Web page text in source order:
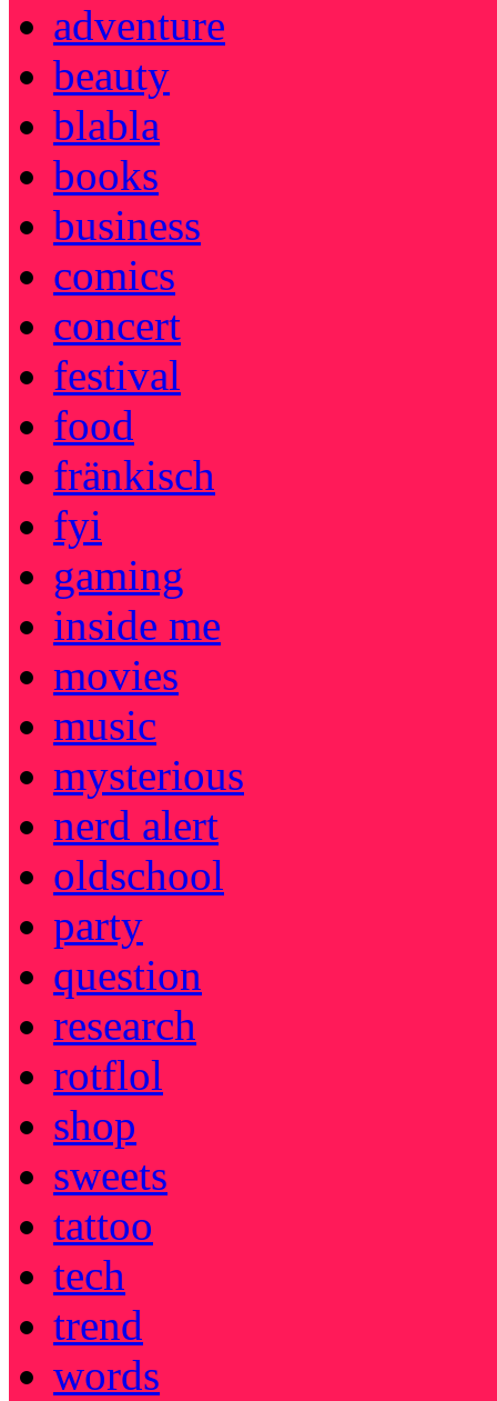
adventure
beauty
blabla
books
business
comics
concert
festival
food
fränkisch
fyi
gaming
inside me
movies
music
mysterious
nerd alert
oldschool
party
question
research
rotflol
shop
sweets
tattoo
tech
trend
words